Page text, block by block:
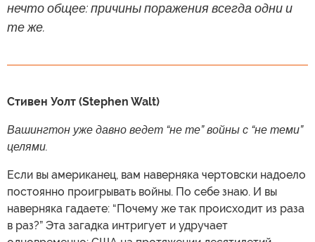
нечто общее: причины поражения всегда одни и
те же.
Стивен Уолт (Stephen Walt)
Вашингтон уже давно ведет “не те” войны с “не теми”
целями.
Если вы американец, вам наверняка чертовски надоело
постоянно проигрывать войны. По себе знаю. И вы
наверняка гадаете: “Почему же так происходит из раза
в раз?” Эта загадка интригует и удручает